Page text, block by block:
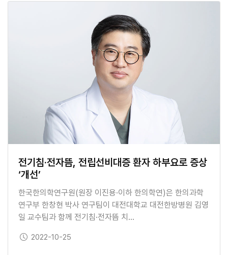
전기침·전자뜸, 전립선비대증 환자 하부요로 증상
‘개선’
한국한의학연구원(원장 이진용·이하 한의학연)은 한의과학
연구부 한창현 박사 연구팀이 대전대학교 대전한방병원 김영
일 교수팀과 함께 전기침·전자뜸 치…
보도일2022-10-25